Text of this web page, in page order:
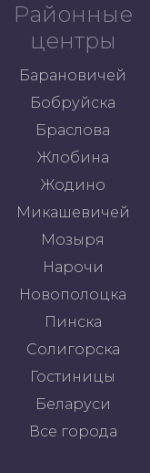
Районные
центры
Барановичей
Бобруйска
Браслова
Жлобина
Жодино
Микашевичей
Мозыря
Нарочи
Новополоцка
Пинска
Солигорска
Гостиницы
Беларуси
Все города